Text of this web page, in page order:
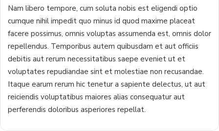
Nam libero tempore, cum soluta nobis est eligendi optio
cumque nihil impedit quo minus id quod maxime placeat
facere possimus, omnis voluptas assumenda est, omnis dolor
repellendus. Temporibus autem quibusdam et aut officiis
debitis aut rerum necessitatibus saepe eveniet ut et
voluptates repudiandae sint et molestiae non recusandae.
Itaque earum rerum hic tenetur a sapiente delectus, ut aut
reiciendis voluptatibus maiores alias consequatur aut
perferendis doloribus asperiores repellat.